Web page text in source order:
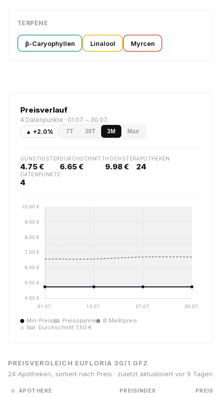
TERPENE
β-Caryophyllen Linalool Myrcen
Preisverlauf
4 Datenpunkte · 01.07. – 30.07.
▲ +2.0%
7T 30T 3M Max
GÜNSTIGSTER
4.75 €
DURCHSCHNITT
6.65 €
HÖCHSTER
9.98 €
APOTHEKEN
24
DATENPUNKTE
4
Min-Preis Preisspanne
Ø Marktpreis
Nat. Durchschnitt 7,50 €
PREISVERGLEICH EUFLORIA 30/1 GFZ
24 Apotheken, sortiert nach Preis · zuletzt aktualisiert vor 9 Tagen
# APOTHEKE PREISINDEX PREIS